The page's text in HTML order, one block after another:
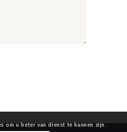
om u beter van dienst te kunnen zijn.